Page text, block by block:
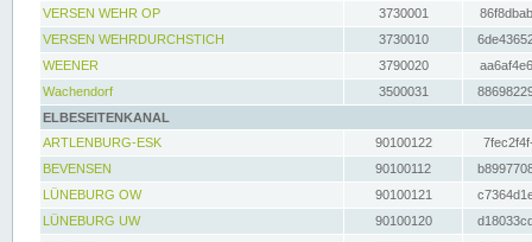
VERSEN WEHR OP
3730001
VERSEN WEHRDURCHSTICH
3730010
WEENER
3790020
Wachendorf
3500031
ELBESEITENKANAL
ARTLENBURG-ESK
90100122
BEVENSEN
90100112
LÜNEBURG OW
90100121
LÜNEBURG UW
90100120